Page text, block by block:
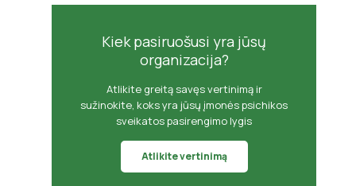
Kiek pasiruošusi yra jūsų
organizacija?
Atlikite greitą savęs vertinimą ir
sužinokite, koks yra jūsų įmonės psichikos
sveikatos pasirengimo lygis
Atlikite vertinimą